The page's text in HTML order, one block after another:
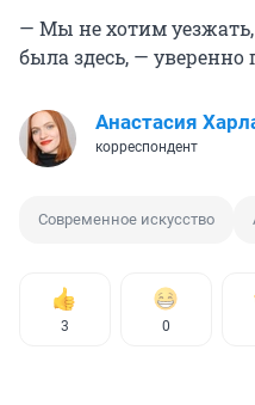
— Мы не хотим
была здесь, — уверенно
Анастасия
корреспондент
Современное искусство
3 0